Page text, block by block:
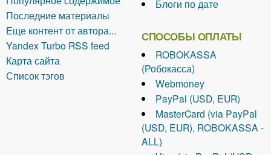
Последние материалы
Еще контент от автора...
Yandex Turbo RSS feed
Карта сайта
Список тэгов
Блоги по дате
СПОСОБЫ ОПЛАТЫ
ROBOKASSA
(Робокасса)
Webmoney
PayPal (USD, EUR)
MasterCard (via PayPal
(USD, EUR), ROBOKASSA -
ALL)